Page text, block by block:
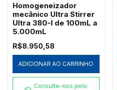
Homogeneizador
mecânico Ultra Stirrer
Ultra 380-I de 100mL a
5.000mL
R$8.950,58
ADICIONAR AO CARRINHO
Consulte-nos pelo